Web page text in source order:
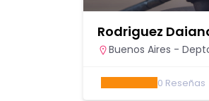
Rodriguez
Buenos Aires -
0 Reseñas